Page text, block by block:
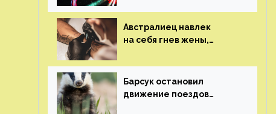
Австралиец навлек
на себя гнев жены,
с ее неудачной
фотографией
Барсук остановил
движение поездов